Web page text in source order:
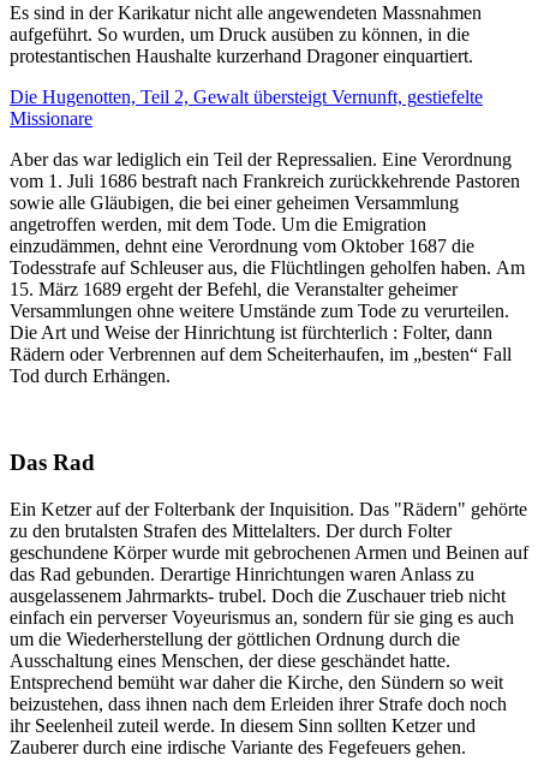
Es sind in der Karikatur nicht alle angewendeten Massnahmen
aufgeführt. So wurden, um Druck ausüben zu können, in die
protestantischen Haushalte kurzerhand Dragoner einquartiert.
Die Hugenotten, Teil 2, Gewalt übersteigt Vernunft, gestiefelte
Missionare
Aber das war lediglich ein Teil der Repressalien. Eine Verordnung
vom 1. Juli 1686 bestraft nach Frankreich zurückkehrende Pastoren
sowie alle Gläubigen, die bei einer geheimen Versammlung
angetroffen werden, mit dem Tode. Um die Emigration
einzudämmen, dehnt eine Verordnung vom Oktober 1687 die
Todesstrafe auf Schleuser aus, die Flüchtlingen geholfen haben. Am
15. März 1689 ergeht der Befehl, die Veranstalter geheimer
Versammlungen ohne weitere Umstände zum Tode zu verurteilen.
Die Art und Weise der Hinrichtung ist fürchterlich : Folter, dann
Rädern oder Verbrennen auf dem Scheiterhaufen, im „besten“ Fall
Tod durch Erhängen.
Das Rad
Ein Ketzer auf der Folterbank der Inquisition. Das "Rädern" gehörte
zu den brutalsten Strafen des Mittelalters. Der durch Folter
geschundene Körper wurde mit gebrochenen Armen und Beinen auf
das Rad gebunden. Derartige Hinrichtungen waren Anlass zu
ausgelassenem Jahrmarkts- trubel. Doch die Zuschauer trieb nicht
einfach ein perverser Voyeurismus an, sondern für sie ging es auch
um die Wiederherstellung der göttlichen Ordnung durch die
Ausschaltung eines Menschen, der diese geschändet hatte.
Entsprechend bemüht war daher die Kirche, den Sündern so weit
beizustehen, dass ihnen nach dem Erleiden ihrer Strafe doch noch
ihr Seelenheil zuteil werde. In diesem Sinn sollten Ketzer und
Zauberer durch eine irdische Variante des Fegefeuers gehen.